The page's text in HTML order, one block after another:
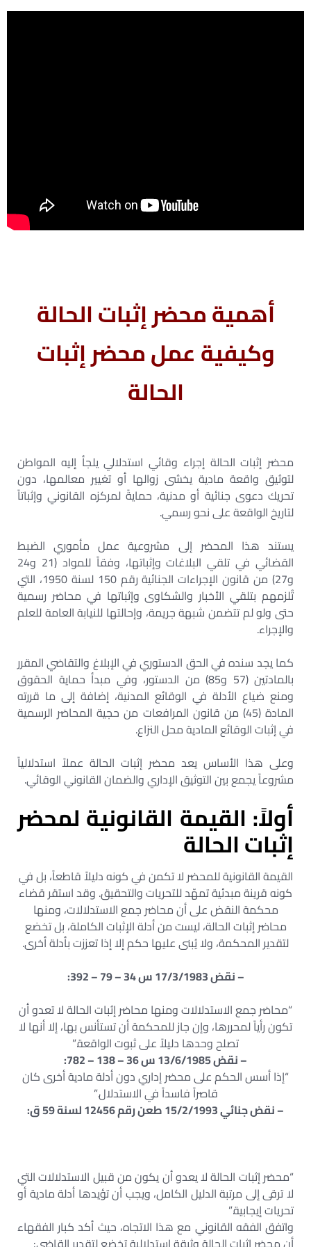
أهمية محضر إثبات الحالة
وكيفية عمل محضر إثبات
الحالة
محضر إثبات الحالة إجراء وقائي استدلالي يلجأ إليه المواطن
لتوثيق واقعة مادية يخشى زوالها أو تغيير معالمها، دون
تحريك دعوى جنائية أو مدنية، حمايةً لمركزه القانوني وإثباتاً
لتاريخ الواقعة على نحو رسمي.
يستند هذا المحضر إلى مشروعية عمل مأموري الضبط
القضائي في تلقي البلاغات وإثباتها، وفقاً للمواد (21 و24
و27) من قانون الإجراءات الجنائية رقم 150 لسنة 1950، التي
تُلزمهم بتلقي الأخبار والشكاوى وإثباتها في محاضر رسمية
حتى ولو لم تتضمن شبهة جريمة، وإحالتها للنيابة العامة للعلم
والإجراء.
كما يجد سنده في الحق الدستوري في الإبلاغ والتقاضي المقرر
بالمادتين (57 و85) من الدستور، وفي مبدأ حماية الحقوق
ومنع ضياع الأدلة في الوقائع المدنية، إضافة إلى ما قررته
المادة (45) من قانون المرافعات من حجية المحاضر الرسمية
في إثبات الوقائع المادية محل النزاع.
وعلى هذا الأساس يعد محضر إثبات الحالة عملاً استدلالياً
مشروعاً يجمع بين التوثيق الإداري والضمان القانوني الوقائي.
أولاً: القيمة القانونية لمحضر
إثبات الحالة
القيمة القانونية للمحضر لا تكمن في كونه دليلاً قاطعاً، بل في
كونه قرينة مبدئية تمهّد للتحريات والتحقيق. وقد استقر قضاء
محكمة النقض على أن محاضر جمع الاستدلالات، ومنها
محاضر إثبات الحالة، ليست من أدلة الإثبات الكاملة، بل تخضع
لتقدير المحكمة، ولا يُبنى عليها حكم إلا إذا تعززت بأدلة أخرى.
– نقض 17/3/1983 س 34 – 79 – 392:
“محاضر جمع الاستدلالات ومنها محاضر إثبات الحالة لا تعدو أن
تكون رأياً لمحررها، وإن جاز للمحكمة أن تستأنس بها، إلا أنها لا
تصلح وحدها دليلاً على ثبوت الواقعة.”
– نقض 13/6/1985 س 36 – 138 – 782:
“إذا أسس الحكم على محضر إداري دون أدلة مادية أخرى كان
قاصراً فاسداً في الاستدلال.”
– نقض جنائي 15/2/1993 طعن رقم 12456 لسنة 59 ق:
“محضر إثبات الحالة لا يعدو أن يكون من قبيل الاستدلالات التي
لا ترقى إلى مرتبة الدليل الكامل، ويجب أن تؤيدها أدلة مادية أو
تحريات إيجابية.”
واتفق الفقه القانوني مع هذا الاتجاه، حيث أكد كبار الفقهاء